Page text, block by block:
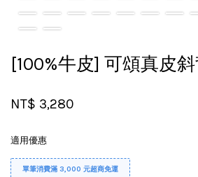
[100%牛皮] 可頌真皮
NT$ 3,280
適用優惠
單筆消費滿 3,000 元超商免運